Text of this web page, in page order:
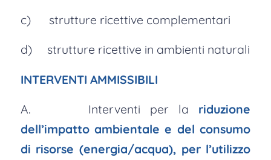
c) strutture ricettive complementari
d) strutture ricettive in ambienti naturali
INTERVENTI AMMISSIBILI
A. Interventi per la riduzione
dell’impatto ambientale e del consumo
di risorse (energia/acqua), per l’utilizzo